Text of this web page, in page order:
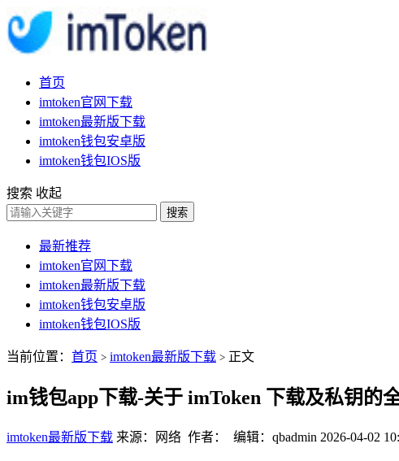
首页
imtoken官网下载
imtoken最新版下载
imtoken钱包安卓版
imtoken钱包IOS版
搜索 收起
搜索
最新推荐
imtoken官网下载
imtoken最新版下载
imtoken钱包安卓版
imtoken钱包IOS版
当前位置： 首页 > imtoken最新版下载 > 正文
im钱包app下载-关于 imToken 下载及私钥的
imtoken最新版下载 来源：网络 作者： 编辑：qbadmin 2026-04-02